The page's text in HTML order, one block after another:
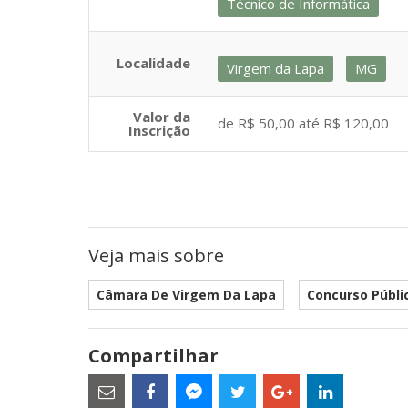
Técnico de Informática
Localidade Virgem da Lapa MG
Valor da
Inscrição de R$ 50,00 até R$ 120,00
Veja mais sobre
Câmara De Virgem Da Lapa Concurso
Compartilhar
Estes
são
links